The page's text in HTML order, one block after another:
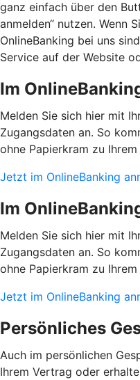
ganz einfach über den
anmelden“ nutzen. Wenn
OnlineBanking bei uns
Service auf der Website
Im
Melden Sie sich hier mit
Zugangsdaten an. So
ohne Papierkram zu Ihrem
Jetzt im OnlineBanking
Im
Melden Sie sich hier mit
Zugangsdaten an. So
ohne Papierkram zu Ihrem
Jetzt im OnlineBanking
Persönliches
Auch im persönlichen
Ihrem Vertrag oder